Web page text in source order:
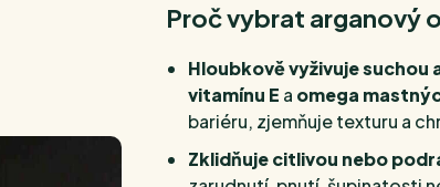
Proč vybrat arganový
Hloubkově vyživuje suchou
vitamínu E a omega
bariéru, zjemňuje texturu a
Zklidňuje citlivou nebo